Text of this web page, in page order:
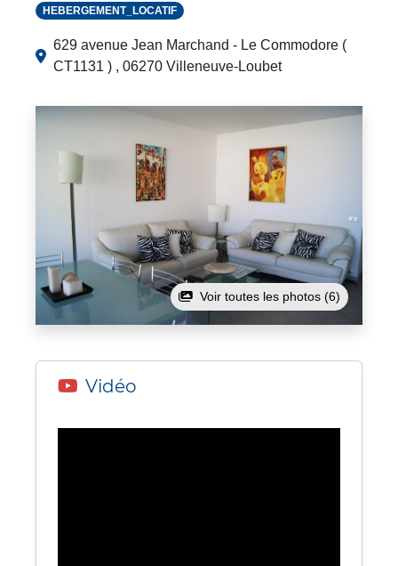
HEBERGEMENT_LOCATIF
629 avenue Jean Marchand - Le Commodore (
CT1131 ) , 06270 Villeneuve-Loubet
Voir toutes les photos (6)
Vidéo